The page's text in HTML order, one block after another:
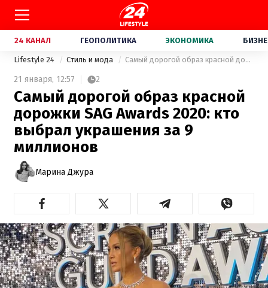
24 КАНАЛ ГЕОПОЛИТИКА ЭКОНОМИКА
Lifestyle 24 Стиль и мода Самый дорогой образ красной дорожки SAG Awards 2020: кто выбрал украшения за 9 миллионов
21 января, 12:57 2
Самый дорогой образ красной
дорожки SAG Awards 2020: кто
выбрал украшения за 9
миллионов
Марина Джура